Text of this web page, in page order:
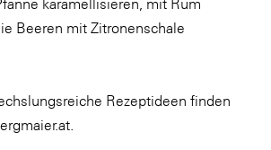
karamellisieren, mit Rum
Beeren mit Zitronenschale
Rezeptideen finden